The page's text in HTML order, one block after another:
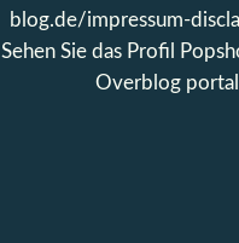
blog.de/impressum-
Sehen Sie das Profil
Overblog portal